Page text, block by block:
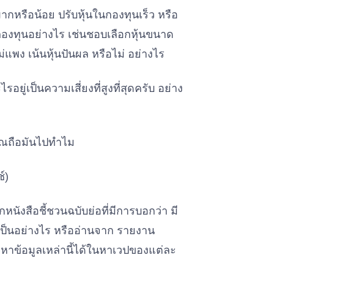
หรือน้อย ปรับหุ้นในกองทุนเร็ว หรือ
งทุนอย่างไร เช่นชอบเลือกหุ้นขนาด
พง เน้นหุ้นปันผล หรือไม่ อย่างไร
รอยู่เป็นความเสี่ยงที่สูงที่สุดครับ อย่าง
ถือมันไปทำไม
)
หนังสือชี้ชวนฉบับย่อที่มีการบอกว่า มี
อย่างไร หรืออ่านจาก รายงาน
าข้อมูลเหล่านี้ได้ในหาเวปของแต่ละ